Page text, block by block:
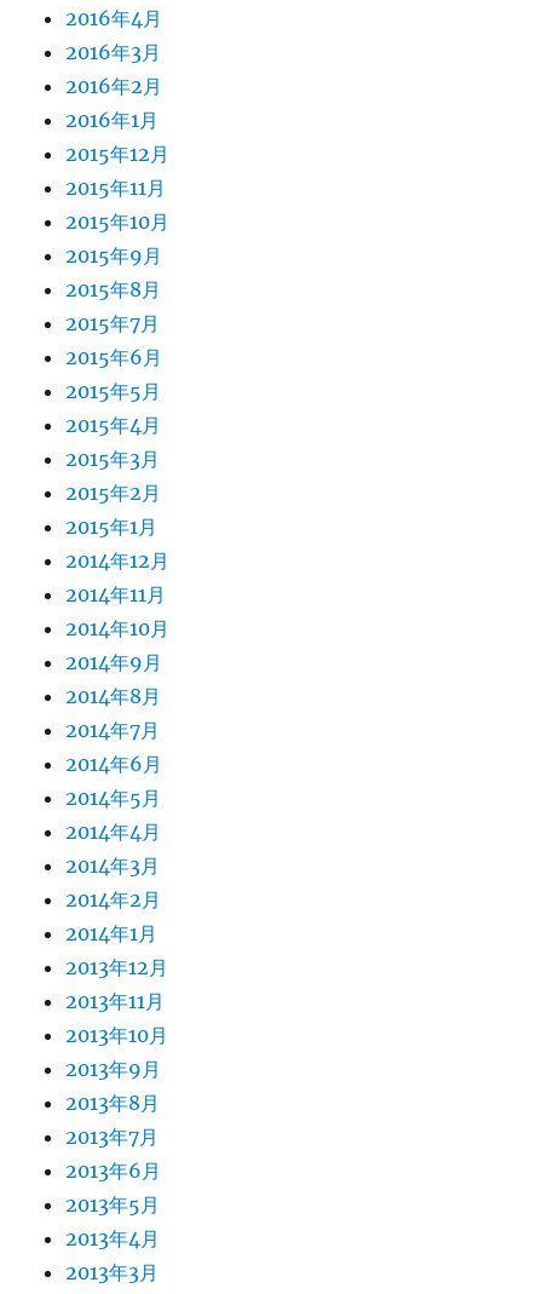
2016年4月
2016年3月
2016年2月
2016年1月
2015年12月
2015年11月
2015年10月
2015年9月
2015年8月
2015年7月
2015年6月
2015年5月
2015年4月
2015年3月
2015年2月
2015年1月
2014年12月
2014年11月
2014年10月
2014年9月
2014年8月
2014年7月
2014年6月
2014年5月
2014年4月
2014年3月
2014年2月
2014年1月
2013年12月
2013年11月
2013年10月
2013年9月
2013年8月
2013年7月
2013年6月
2013年5月
2013年4月
2013年3月